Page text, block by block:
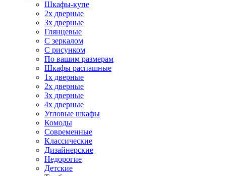
Шкафы-купе
2х дверные
3х дверные
Глянцевые
С зеркалом
С рисунком
По вашим размерам
Шкафы распашные
1х дверные
2х дверные
3х дверные
4х дверные
Угловые шкафы
Комоды
Современные
Классические
Дизайнерские
Недорогие
Детские